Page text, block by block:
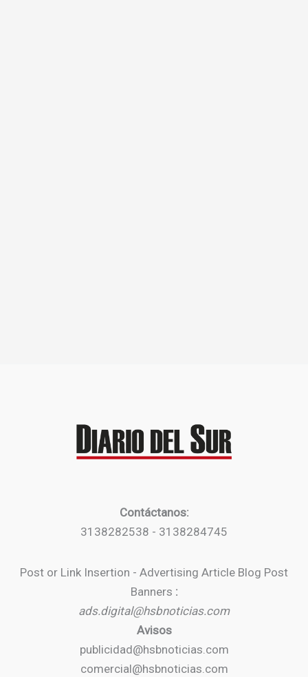
Contáctanos:
3138282538 - 3138284745
Post or Link Insertion - Advertising Article Blog Post
Banners :
ads.digital@hsbnoticias.com
Avisos
publicidad@hsbnoticias.com
comercial@hsbnoticias.com